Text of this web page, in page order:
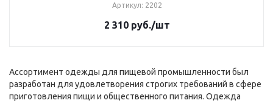
Артикул: 2202
2 310руб./шт
Ассортимент одежды для пищевой промышленности был
разработан для удовлетворения строгих требований в сфере
приготовления пищи и общественного питания. Одежда